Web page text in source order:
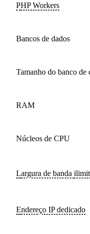
PHP Workers
bancos de dados
Tamanho do banco de
RAM
núcleos de CPU
Largura de banda
Endereço IP dedicado